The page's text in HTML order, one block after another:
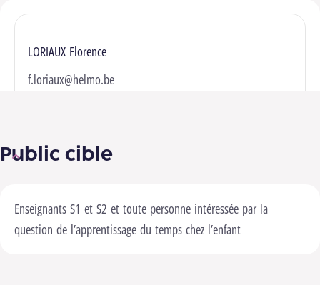
LORIAUX Florence
f.loriaux@helmo.be
Public cible
Enseignants S1 et S2 et toute personne intéressée par la
question de l’apprentissage du temps chez l’enfant